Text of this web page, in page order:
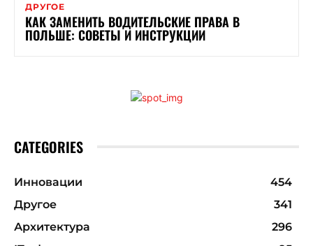
ДРУГОЕ
КАК ЗАМЕНИТЬ ВОДИТЕЛЬСКИЕ ПРАВА В
ПОЛЬШЕ: СОВЕТЫ И ИНСТРУКЦИИ
CATEGORIES
Инновации
454
Другое
341
Архитектура
296